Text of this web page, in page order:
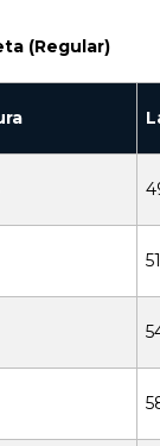
(Regular)